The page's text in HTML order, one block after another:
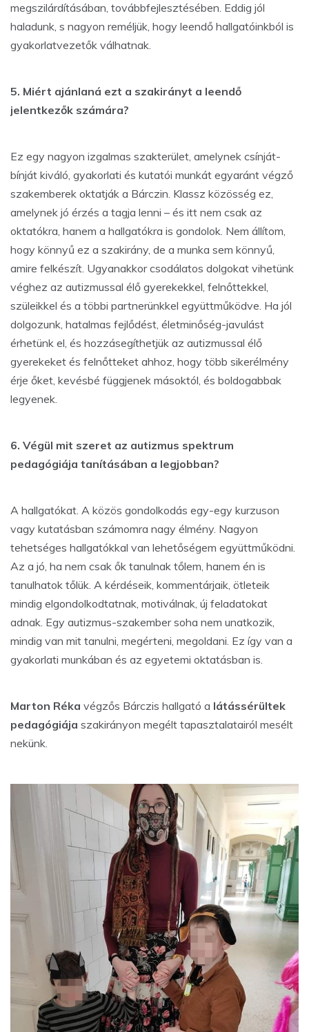
megszilárdításában, továbbfejlesztésében. Eddig jól
haladunk, s nagyon reméljük, hogy leendő hallgatóinkból is
gyakorlatvezetők válhatnak.
5. Miért ajánlaná ezt a szakirányt a leendő
jelentkezők számára?
Ez egy nagyon izgalmas szakterület, amelynek csínját-
bínját kiváló, gyakorlati és kutatói munkát egyaránt végző
szakemberek oktatják a Bárczin. Klassz közösség ez,
amelynek jó érzés a tagja lenni – és itt nem csak az
oktatókra, hanem a hallgatókra is gondolok. Nem állítom,
hogy könnyű ez a szakirány, de a munka sem könnyű,
amire felkészít. Ugyanakkor csodálatos dolgokat vihetünk
véghez az autizmussal élő gyerekekkel, felnőttekkel,
szüleikkel és a többi partnerünkkel együttműködve. Ha jól
dolgozunk, hatalmas fejlődést, életminőség-javulást
érhetünk el, és hozzásegíthetjük az autizmussal élő
gyerekeket és felnőtteket ahhoz, hogy több sikerélmény
érje őket, kevésbé függjenek másoktól, és boldogabbak
legyenek.
6. Végül mit szeret az autizmus spektrum
pedagógiája tanításában a legjobban?
A hallgatókat. A közös gondolkodás egy-egy kurzuson
vagy kutatásban számomra nagy élmény. Nagyon
tehetséges hallgatókkal van lehetőségem együttműködni.
Az a jó, ha nem csak ők tanulnak tőlem, hanem én is
tanulhatok tőlük. A kérdéseik, kommentárjaik, ötleteik
mindig elgondolkodtatnak, motiválnak, új feladatokat
adnak. Egy autizmus-szakember soha nem unatkozik,
mindig van mit tanulni, megérteni, megoldani. Ez így van a
gyakorlati munkában és az egyetemi oktatásban is.
Marton Réka végzős Bárczis hallgató a látássérültek
pedagógiája szakirányon megélt tapasztalatairól mesélt
nekünk.